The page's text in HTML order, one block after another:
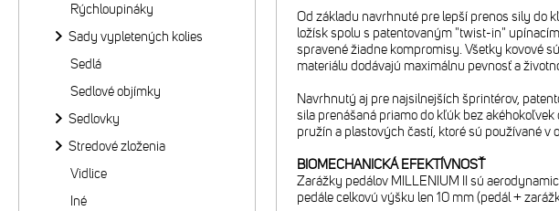
Od základu navrhnuté pre lepší prenos sily do
ložísk spolu s patentovaným "twist-in"
spravené žiadne kompromisy. Všetky kovové
materiálu dodávajú maximálnu pevnosť a
Navrhnutý aj pre najsilnejších šprintérov,
sila prenášaná priamo do kľúk bez
pružín a plastových častí, ktoré sú používané v
BIOMECHANICKÁ EFEKTÍVNOSŤ
Zarážky pedálov MILLENIUM II sú
pedále celkovú výšku len 10 mm (pedál +
Rýchloupináky
Sady vypletených kolies
Sedlá
Sedlové objímky
Sedlovky
Stredové zloženia
Vidlice
Iné